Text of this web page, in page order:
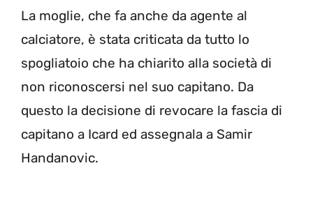
La moglie, che fa anche da agente al
calciatore, è stata criticata da tutto lo
spogliatoio che ha chiarito alla società di
non riconoscersi nel suo capitano. Da
questo la decisione di revocare la fascia di
capitano a Icard ed assegnala a Samir
Handanovic.